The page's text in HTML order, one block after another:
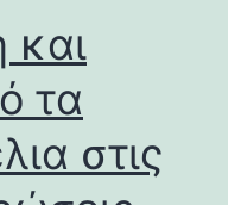
και
τα
στις